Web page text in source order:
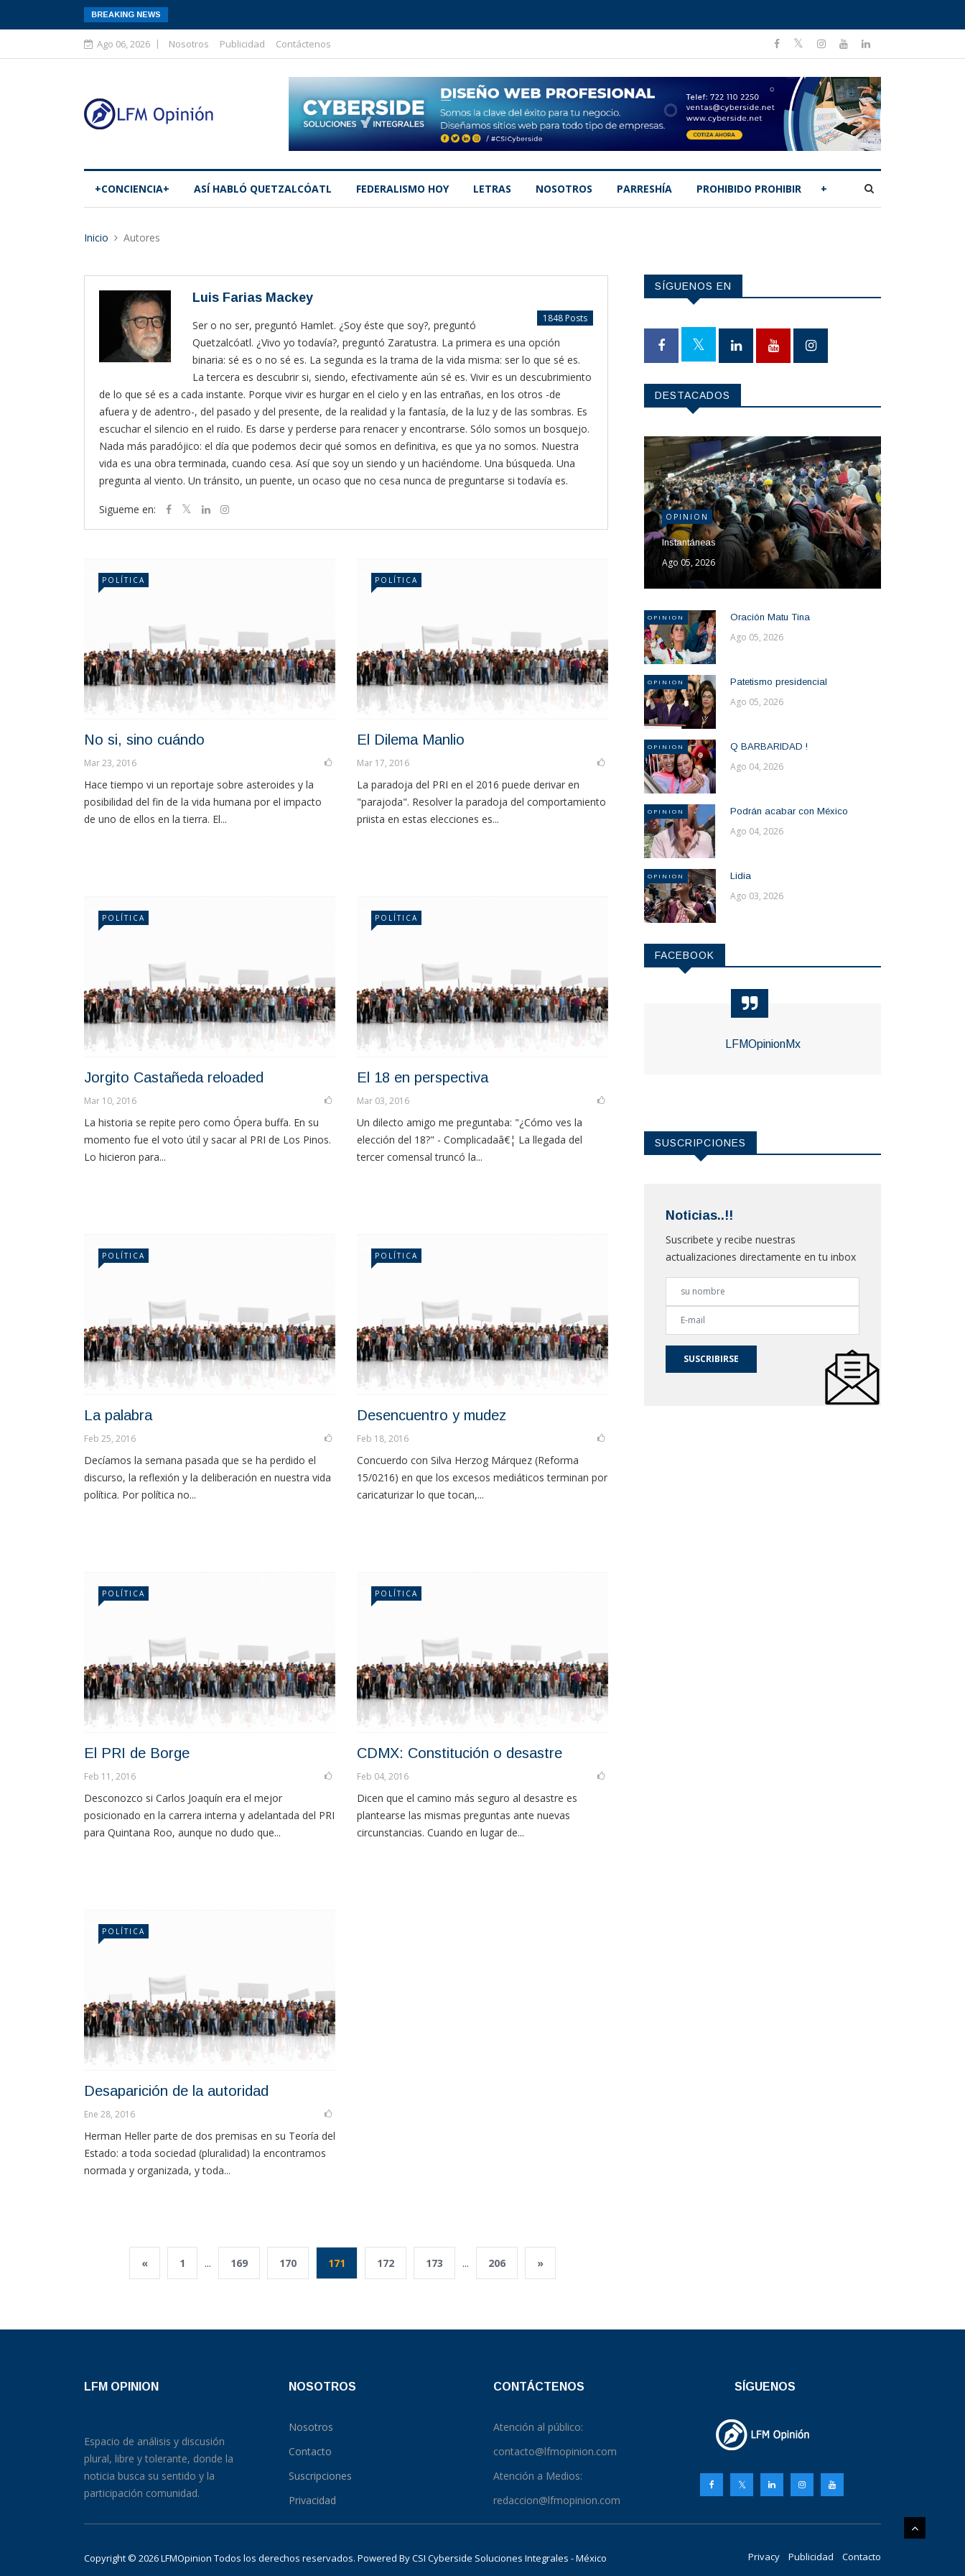
BREAKING NEWS
Ago 06, 2026 Nosotros Publicidad Contáctenos
+CONCIENCIA+ ASÍ­ HABLÓ QUETZALCÓATL FEDERALISMO HOY LETRAS NOSOTROS PARRESHÍA PROHIBIDO PROHIBIR +
Inicio Autores
Luis Farias Mackey
1848 Posts
Ser o no ser, preguntó Hamlet. ¿Soy éste que soy?, preguntó
Quetzalcóatl. ¿Vivo yo todavía?, preguntó Zaratustra. La primera es una opción
binaria: sé es o no sé es. La segunda es la trama de la vida misma: ser lo que sé es.
La tercera es descubrir si, siendo, efectivamente aún sé es. Vivir es un descubrimiento
de lo que sé es a cada instante. Porque vivir es hurgar en el cielo y en las entrañas, en los otros -de
afuera y de adentro-, del pasado y del presente, de la realidad y la fantasía, de la luz y de las sombras. Es
escuchar el silencio en el ruido. Es darse y perderse para renacer y encontrarse. Sólo somos un bosquejo.
Nada más paradójico: el día que podemos decir qué somos en definitiva, es que ya no somos. Nuestra
vida es una obra terminada, cuando cesa. Así que soy un siendo y un haciéndome. Una búsqueda. Una
pregunta al viento. Un tránsito, un puente, un ocaso que no cesa nunca de preguntarse si todavía es.
Sigueme en:
POLÍTICA
No si, sino cuándo
Mar 23, 2016
Hace tiempo vi un reportaje sobre asteroides y la
posibilidad del fin de la vida humana por el impacto
de uno de ellos en la tierra. El...
POLÍTICA
El Dilema Manlio
Mar 17, 2016
La paradoja del PRI en el 2016 puede derivar en
"parajoda". Resolver la paradoja del comportamiento
priista en estas elecciones es...
POLÍTICA
Jorgito Castañeda reloaded
Mar 10, 2016
La historia se repite pero como Ópera buffa. En su
momento fue el voto útil y sacar al PRI de Los Pinos.
Lo hicieron para...
POLÍTICA
El 18 en perspectiva
Mar 03, 2016
Un dilecto amigo me preguntaba: "¿Cómo ves la
elección del 18?" - Complicadaâ€¦ La llegada del
tercer comensal truncó la...
POLÍTICA
La palabra
Feb 25, 2016
Decíamos la semana pasada que se ha perdido el
discurso, la reflexión y la deliberación en nuestra vida
política. Por política no...
POLÍTICA
Desencuentro y mudez
Feb 18, 2016
Concuerdo con Silva Herzog Márquez (Reforma
15/0216) en que los excesos mediáticos terminan por
caricaturizar lo que tocan,...
POLÍTICA
El PRI de Borge
Feb 11, 2016
Desconozco si Carlos Joaquín era el mejor
posicionado en la carrera interna y adelantada del PRI
para Quintana Roo, aunque no dudo que...
POLÍTICA
CDMX: Constitución o desastre
Feb 04, 2016
Dicen que el camino más seguro al desastre es
plantearse las mismas preguntas ante nuevas
circunstancias. Cuando en lugar de...
POLÍTICA
Desaparición de la autoridad
Ene 28, 2016
Herman Heller parte de dos premisas en su Teoría del
Estado: a toda sociedad (pluralidad) la encontramos
normada y organizada, y toda...
« 1 ... 169 170 171 172 173 ... 206 »
SÍGUENOS EN
DESTACADOS
OPINION
Instantáneas
Ago 05, 2026
OPINION Oración Matu Tina
Ago 05, 2026
OPINION Patetismo presidencial
Ago 05, 2026
OPINION Q BARBARIDAD !
Ago 04, 2026
OPINION Podrán acabar con México
Ago 04, 2026
OPINION Lidia
Ago 03, 2026
FACEBOOK
LFMOpinionMx
SUSCRIPCIONES
Noticias..!!
Suscribete y recibe nuestras
actualizaciones directamente en tu inbox
SUSCRIBIRSE
LFM OPINION
Espacio de análisis y discusión
plural, libre y tolerante, donde la
noticia busca su sentido y la
participación comunidad.
NOSOTROS
Nosotros
Contacto
Suscripciones
Privacidad
CONTÁCTENOS
Atención al público:
contacto@lfmopinion.com
Atención a Medios:
redaccion@lfmopinion.com
SÍGUENOS
Copyright © 2026 LFMOpinion Todos los derechos reservados. Powered ByCSI Cyberside Soluciones Integrales - México Privacy Publicidad Contacto